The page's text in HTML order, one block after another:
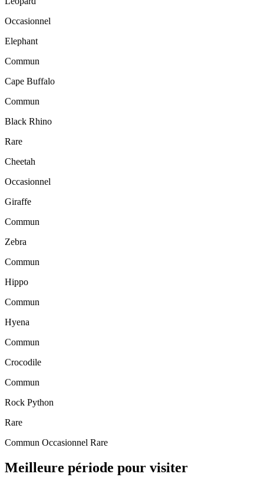
Occasionnel
Elephant
Commun
Cape Buffalo
Commun
Black Rhino
Rare
Cheetah
Occasionnel
Giraffe
Commun
Zebra
Commun
Hippo
Commun
Hyena
Commun
Crocodile
Commun
Rock Python
Rare
Commun Occasionnel Rare
Meilleure période pour visiter